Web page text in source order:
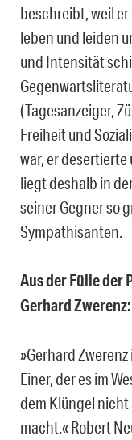
beschreibt, weil
leben und leiden
und Intensität
(Tagesanzeiger,
Freiheit und
war, er
liegt deshalb in
seiner Gegner so
Sympathisanten.
Aus der Fülle der
Gerhard Zwerenz:
»Gerhard
Einer, der es im
dem Klüngel
macht.« Robert